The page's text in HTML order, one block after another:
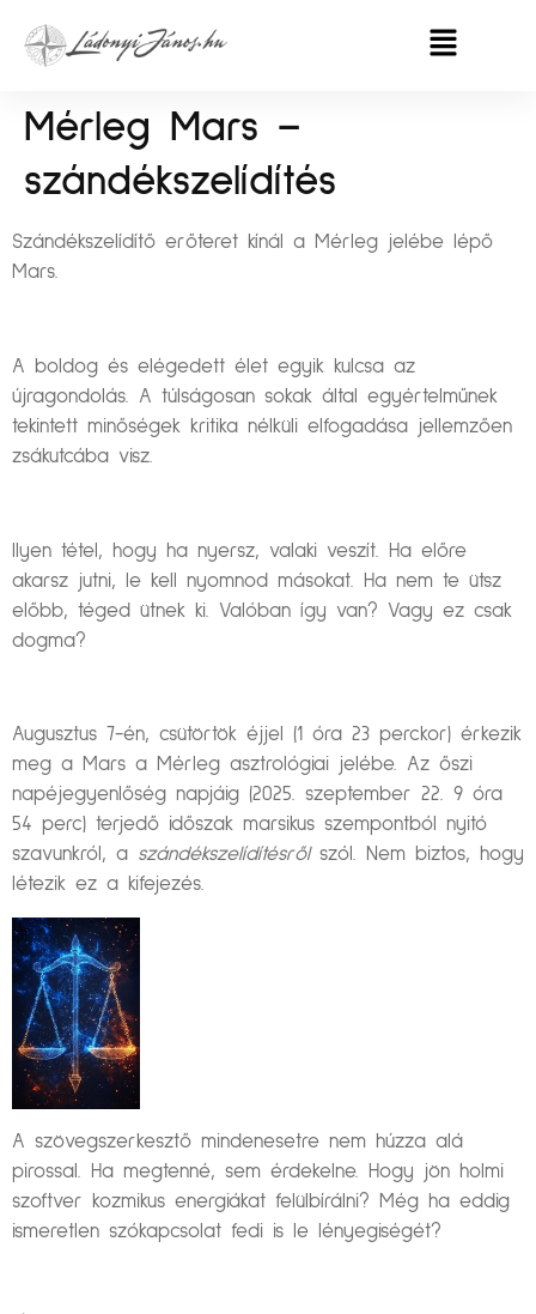
Mérleg Mars –
szándékszelídítés
Szándékszelídítő erőteret kínál a Mérleg jelébe lépő
Mars.
A boldog és elégedett élet egyik kulcsa az
újragondolás. A túlságosan sokak által egyértelműnek
tekintett minőségek kritika nélküli elfogadása jellemzően
zsákutcába visz.
Ilyen tétel, hogy ha nyersz, valaki veszít. Ha előre
akarsz jutni, le kell nyomnod másokat. Ha nem te ütsz
előbb, téged ütnek ki. Valóban így van? Vagy ez csak
dogma?
Augusztus 7-én, csütörtök éjjel (1 óra 23 perckor) érkezik
meg a Mars a Mérleg asztrológiai jelébe. Az őszi
napéjegyenlőség napjáig (2025. szeptember 22. 9 óra
54 perc) terjedő időszak marsikus szempontból nyitó
szavunkról, a szándékszelídítésrőlszól. Nem biztos, hogy
létezik ez a kifejezés.
A szövegszerkesztő mindenesetre nem húzza alá
pirossal. Ha megtenné, sem érdekelne. Hogy jön holmi
szoftver kozmikus energiákat felülbírálni? Még ha eddig
ismeretlen szókapcsolat fedi is le lényegiségét?